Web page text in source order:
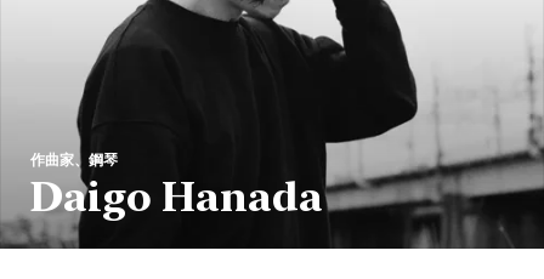
作曲家、鋼琴
Daigo Hanada